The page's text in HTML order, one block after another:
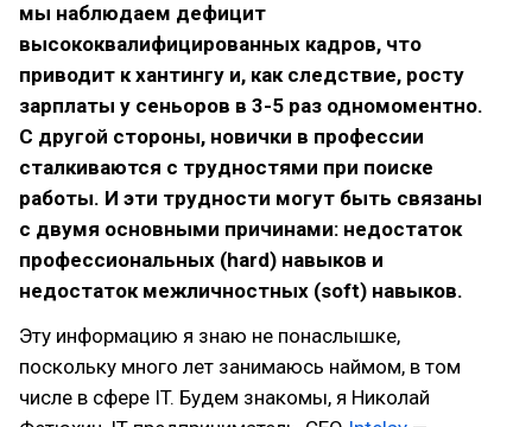
мы наблюдаем дефицит
высококвалифицированных кадров, что
приводит к хантингу и, как следствие, росту
зарплаты у сеньоров в 3-5 раз одномоментно.
С другой стороны, новички в профессии
сталкиваются с трудностями при поиске
работы. И эти трудности могут быть связаны
с двумя основными причинами: недостаток
профессиональных (hard) навыков и
недостаток межличностных (soft) навыков.
Эту информацию я знаю не понаслышке,
поскольку много лет занимаюсь наймом, в том
числе в сфере IT. Будем знакомы, я Николай